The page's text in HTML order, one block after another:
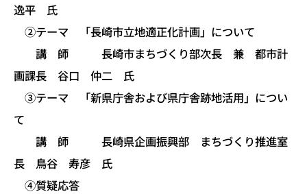
逸平 氏
②テーマ 「長崎市立地適正化計画」について
講 師 長崎市まちづくり部次長 兼 都市計
画課長 谷口 仲二 氏
③テーマ 「新県庁舎および県庁舎跡地活用」につい
て
講 師 長崎県企画振興部 まちづくり推進室
長 鳥谷 寿彦 氏
④質疑応答